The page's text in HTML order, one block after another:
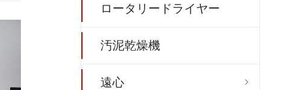
ロータリードライヤー
汚泥乾燥機
遠心 